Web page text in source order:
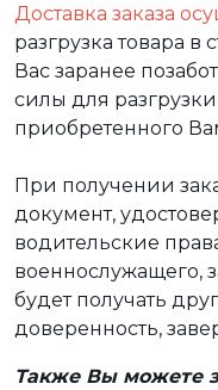
Доставка заказа
разгрузка товара
Вас заранее
силы для
приобретенного
При получении
документ,
водительские
военнослужащего,
будет получать
доверенность,
Также Вы можете